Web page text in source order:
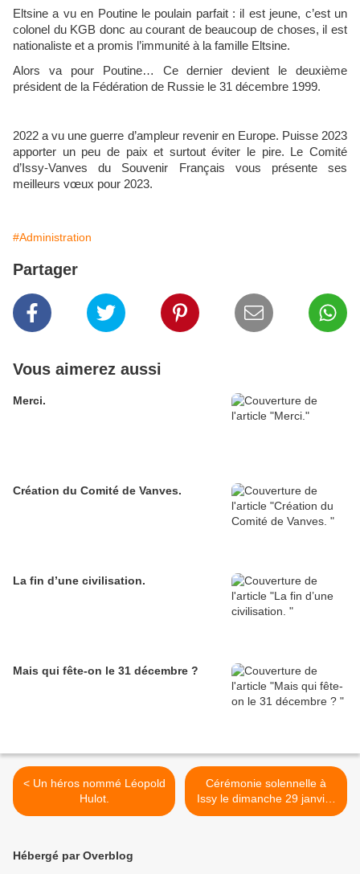
Eltsine a vu en Poutine le poulain parfait : il est jeune, c’est un
colonel du KGB donc au courant de beaucoup de choses, il est
nationaliste et a promis l’immunité à la famille Eltsine.
Alors va pour Poutine… Ce dernier devient le deuxième
président de la Fédération de Russie le 31 décembre 1999.
2022 a vu une guerre d’ampleur revenir en Europe. Puisse 2023
apporter un peu de paix et surtout éviter le pire. Le Comité
d’Issy-Vanves du Souvenir Français vous présente ses
meilleurs vœux pour 2023.
#Administration
Partager
Vous aimerez aussi
Merci.
Création du Comité de Vanves.
La fin d’une civilisation.
Mais qui fête-on le 31 décembre ?
< Un héros nommé Léopold
Hulot.
Cérémonie solennelle à
Issy le dimanche 29 janvier
à 10h45. >
Hébergé par Overblog